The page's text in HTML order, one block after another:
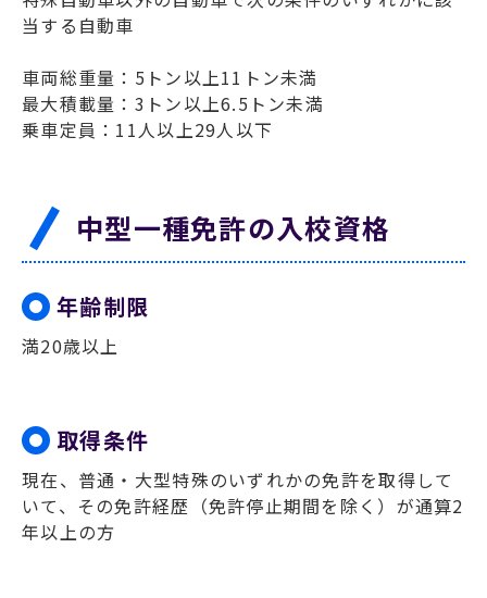
当する自動車
車両総重量：5トン以上11トン未満
最大積載量：3トン以上6.5トン未満
乗車定員：11人以上29人以下
中型一種免許の入校資格
年齢制限
満20歳以上
取得条件
現在、普通・大型特殊のいずれかの免許を取得して
いて、その免許経歴（免許停止期間を除く）が通算2
年以上の方